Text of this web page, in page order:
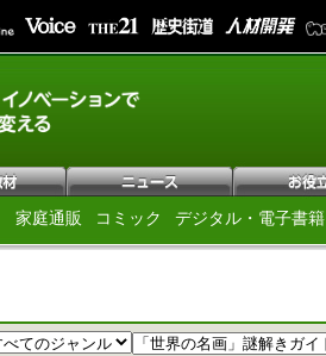
家庭通販 コミック デジタル・電子書籍